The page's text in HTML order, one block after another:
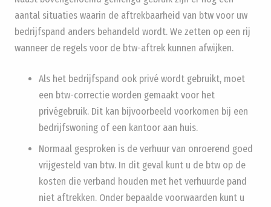
aantal situaties waarin de aftrekbaarheid van btw voor uw
bedrijfspand anders behandeld wordt. We zetten op een rij
wanneer de regels voor de btw-aftrek kunnen afwijken.
Als het bedrijfspand ook privé wordt gebruikt, moet
een btw-correctie worden gemaakt voor het
privégebruik. Dit kan bijvoorbeeld voorkomen bij een
bedrijfswoning of een kantoor aan huis.
Normaal gesproken is de verhuur van onroerend goed
vrijgesteld van btw. In dit geval kunt u de btw op de
kosten die verband houden met het verhuurde pand
niet aftrekken. Onder bepaalde voorwaarden kunt u